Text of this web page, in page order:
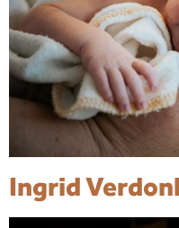
Ingrid